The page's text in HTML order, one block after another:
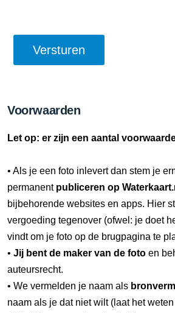
Voorwaarden
Let op: er zijn een aantal
• Als je een foto inlevert dan stem je
permanent publiceren op
bijbehorende websites en apps. Hier
vergoeding tegenover (ofwel: je doet
vindt om je foto op de brugpagina te
• Jij bent de maker van de foto en
auteursrecht.
• We vermelden je naam als
naam als je dat niet wilt (laat het